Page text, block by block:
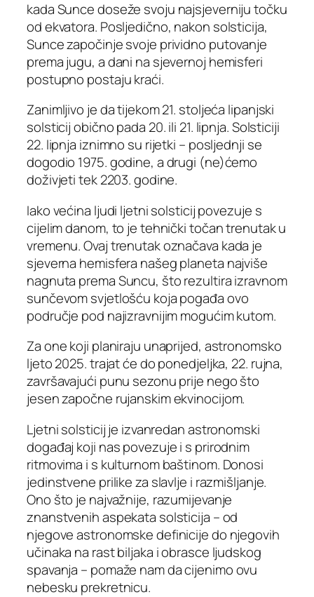
kada Sunce doseže svoju najsjeverniju točku
od ekvatora. Posljedično, nakon solsticija,
Sunce započinje svoje prividno putovanje
prema jugu, a dani na sjevernoj hemisferi
postupno postaju kraći.
Zanimljivo je da tijekom 21. stoljeća lipanjski
solsticij obično pada 20. ili 21. lipnja. Solsticiji
22. lipnja iznimno su rijetki – posljednji se
dogodio 1975. godine, a drugi (ne)ćemo
doživjeti tek 2203. godine.
Iako većina ljudi ljetni solsticij povezuje s
cijelim danom, to je tehnički točan trenutak u
vremenu. Ovaj trenutak označava kada je
sjeverna hemisfera našeg planeta najviše
nagnuta prema Suncu, što rezultira izravnom
sunčevom svjetlošću koja pogađa ovo
područje pod najizravnijim mogućim kutom.
Za one koji planiraju unaprijed, astronomsko
ljeto 2025. trajat će do ponedjeljka, 22. rujna,
završavajući punu sezonu prije nego što
jesen započne rujanskim ekvinocijom.
Ljetni solsticij je izvanredan astronomski
događaj koji nas povezuje i s prirodnim
ritmovima i s kulturnom baštinom. Donosi
jedinstvene prilike za slavlje i razmišljanje.
Ono što je najvažnije, razumijevanje
znanstvenih aspekata solsticija – od
njegove astronomske definicije do njegovih
učinaka na rast biljaka i obrasce ljudskog
spavanja – pomaže nam da cijenimo ovu
nebesku prekretnicu.